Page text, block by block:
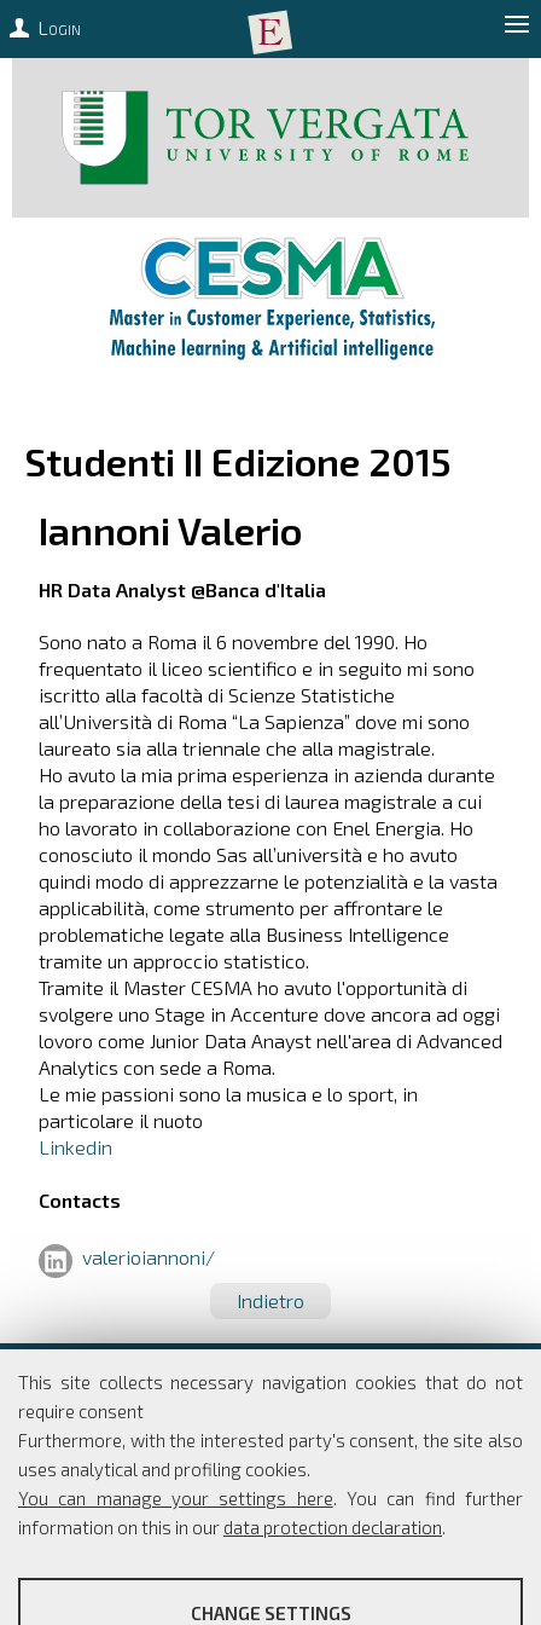
This site collects necessary navigation cookies that do not
require consent
Furthermore, with the interested party's consent, the site also
uses analytical and profiling cookies.
You can manage your settings here. You can find further
information on this in our data protection declaration.
PROFILING COOKIES
CHANGE SETTINGS
Login
Studenti II Edizione 2015
Iannoni Valerio
HR Data Analyst @Banca d'Italia
Sono nato a Roma il 6 novembre del 1990. Ho
frequentato il liceo scientifico e in seguito mi sono
iscritto alla facoltà di Scienze Statistiche
all’Università di Roma “La Sapienza” dove mi sono
laureato sia alla triennale che alla magistrale.
Ho avuto la mia prima esperienza in azienda durante
la preparazione della tesi di laurea magistrale a cui
ho lavorato in collaborazione con Enel Energia. Ho
conosciuto il mondo Sas all’università e ho avuto
quindi modo di apprezzarne le potenzialità e la vasta
applicabilità, come strumento per affrontare le
problematiche legate alla Business Intelligence
tramite un approccio statistico.
Tramite il Master CESMA ho avuto l'opportunità di
svolgere uno Stage in Accenture dove ancora ad oggi
lovoro come Junior Data Anayst nell'area di Advanced
Analytics con sede a Roma.
Le mie passioni sono la musica e lo sport, in
particolare il nuoto
Linkedin
Contacts
valerioiannoni/
Indietro
Università degli studi di Roma
Via Columbia, 2
00133 Roma
Segreteria: Simona Rippo